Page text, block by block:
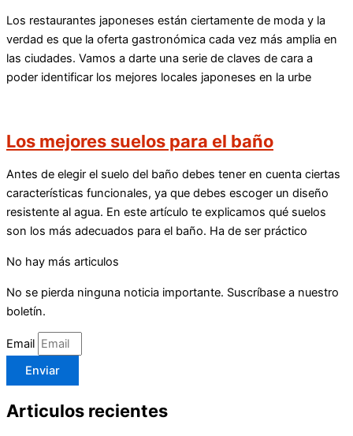
Los restaurantes japoneses están ciertamente de moda y la
verdad es que la oferta gastronómica cada vez más amplia en
las ciudades. Vamos a darte una serie de claves de cara a
poder identificar los mejores locales japoneses en la urbe
Los mejores suelos para el baño
Antes de elegir el suelo del baño debes tener en cuenta ciertas
características funcionales, ya que debes escoger un diseño
resistente al agua. En este artículo te explicamos qué suelos
son los más adecuados para el baño. Ha de ser práctico
No hay más articulos
No se pierda ninguna noticia importante. Suscríbase a nuestro
boletín.
Email
Enviar
Articulos recientes